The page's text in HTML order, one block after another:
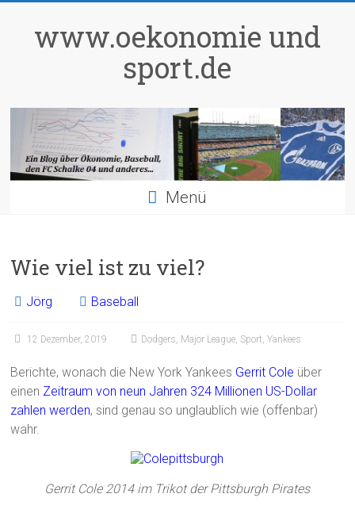
springenwww.oekonomie und
sport.de
Menü
Wie viel ist zu viel?
Jörg Baseball
12 Dezember, 2019 Dodgers, Major League, Sport,Yankees
Berichte, wonach die New York Yankees Gerrit Cole über
einen Zeitraum von neun Jahren 324 Millionen US-Dollar
zahlen werden, sind genau so unglaublich wie (offenbar)
wahr.
Gerrit Cole 2014 im Trikot der Pittsburgh Pirates